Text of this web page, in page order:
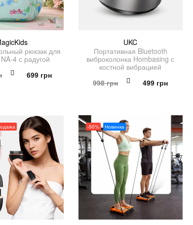
рюкзак для
4 с радугой
Первоначальная
699 грнТекущая
UKC
Портативная Bluetooth
виброколонка Hombasing с
костной вибрацией
998грн
Первоначальная
499 грнТекущая
-50% Новинка